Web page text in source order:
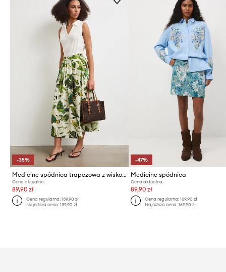
-35%
Medicine spódnica trapezowa z wiskozą
Cena aktualna:
89,90 zł
Cena regularna:139,90 zł
Najniższa cena:139,90 zł
-47%
Medicine spódnica
Cena aktualna:
89,90 zł
Cena regularna: 169,90 zł
Najniższa cena: 169,90 zł